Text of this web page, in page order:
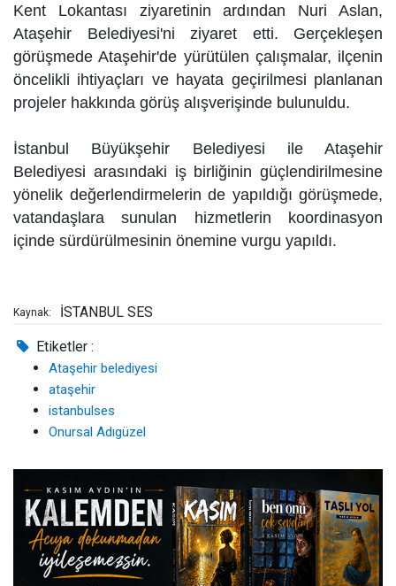
Kent Lokantası ziyaretinin ardından Nuri Aslan,
Ataşehir Belediyesi'ni ziyaret etti. Gerçekleşen
görüşmede Ataşehir'de yürütülen çalışmalar, ilçenin
öncelikli ihtiyaçları ve hayata geçirilmesi planlanan
projeler hakkında görüş alışverişinde bulunuldu.
İstanbul Büyükşehir Belediyesi ile Ataşehir
Belediyesi arasındaki iş birliğinin güçlendirilmesine
yönelik değerlendirmelerin de yapıldığı görüşmede,
vatandaşlara sunulan hizmetlerin koordinasyon
içinde sürdürülmesinin önemine vurgu yapıldı.
Kaynak: İSTANBUL SES
Etiketler :
Ataşehir belediyesi
ataşehir
istanbulses
Onursal Adıgüzel